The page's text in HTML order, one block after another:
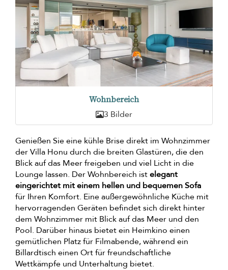
Wohnbereich
3 Bilder
Genießen Sie eine kühle Brise direkt im Wohnzimmer
der Villa Honu durch die breiten Glastüren, die den
Blick auf das Meer freigeben und viel Licht in die
Lounge lassen. Der Wohnbereich istelegant
eingerichtet mit einem hellen und bequemen Sofa
für Ihren Komfort. Eine außergewöhnliche Küche mit
hervorragenden Geräten befindet sich direkt hinter
dem Wohnzimmer mit Blick auf das Meer und den
Pool. Darüber hinaus bietet ein Heimkino einen
gemütlichen Platz für Filmabende, während ein
Billardtisch einen Ort für freundschaftliche
Wettkämpfe und Unterhaltung bietet.